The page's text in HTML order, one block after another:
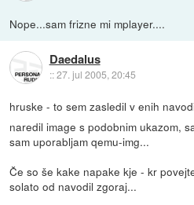
Nope...sam frizne mi mplayer....
Daedalus
::27. jul 2005, 20:45
hruske - to sem zasledil v enih
naredil image s podobnim ukazom,
sam uporabljam qemu-img...
Če so še kake napake kje - kr
solato od navodil zgoraj...